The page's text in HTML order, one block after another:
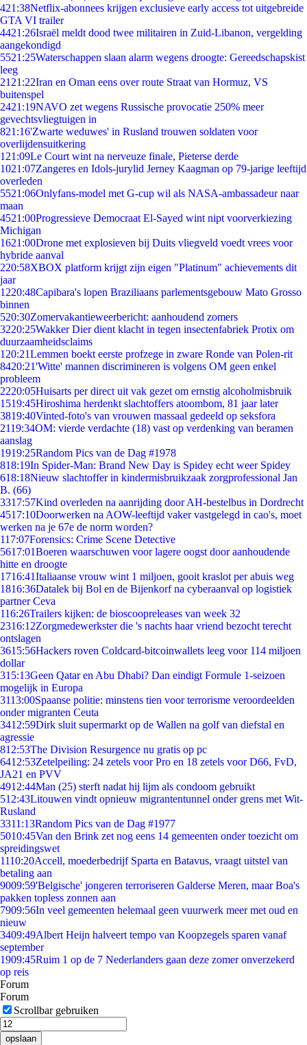
421:38Netflix-abonnees krijgen exclusieve early access tot uitgebreide
GTA VI trailer
4421:26Israël meldt dood twee militairen in Zuid-Libanon, vergelding
aangekondigd
5521:25Waterschappen slaan alarm wegens droogte: Gereedschapskist
leeg
21 21:22Iran en Oman eens over route Straat van Hormuz, VS
buitenspel
2421:19NAVO zet wegens Russische provocatie 250% meer
gevechtsvliegtuigen in
821:16'Zwarte weduwes' in Rusland trouwen soldaten voor
overlijdensuitkering
1 21:09Le Court wint na nerveuze finale, Pieterse derde
1021:07Zangeres en Idols-jurylid Jerney Kaagman op 79-jarige leeftijd
overleden
5521:06Onlyfans-model met G-cup wil als NASA-ambassadeur naar
maan
4521:00Progressieve Democraat El-Sayed wint nipt voorverkiezing
Michigan
1621:00Drone met explosieven bij Duits vliegveld voedt vrees voor
hybride aanval
220:58XBOX platform krijgt zijn eigen "Platinum" achievements dit
jaar
1220:48Capibara's lopen Braziliaans parlementsgebouw Mato Grosso
binnen
520:30Zomervakantieweerbericht: aanhoudend zomers
3220:25Wakker Dier dient klacht in tegen insectenfabriek Protix om
duurzaamheidsclaims
1 20:21Lemmen boekt eerste profzege in zware Ronde van Polen-rit
8420:21'Witte' mannen discrimineren is volgens OM geen enkel
probleem
2220:05Huisarts per direct uit vak gezet om ernstig alcoholmisbruik
1519:45Hiroshima herdenkt slachtoffers atoombom, 81 jaar later
3819:40Vinted-foto's van vrouwen massaal gedeeld op seksfora
2119:34OM: vierde verdachte (18) vast op verdenking van beramen
aanslag
1919:25Random Pics van de Dag #1978
818:19In Spider-Man: Brand New Day is Spidey echt weer Spidey
618:18Nieuw slachtoffer in kindermisbruikzaak zorgprofessional Jan
B. (66)
3317:57Kind overleden na aanrijding door AH-bestelbus in Dordrecht
4517:10Doorwerken na AOW-leeftijd vaker vastgelegd in cao's, moet
werken na je 67e de norm worden?
117:07Forensics: Crime Scene Detective
5617:01Boeren waarschuwen voor lagere oogst door aanhoudende
hitte en droogte
1716:41Italiaanse vrouw wint 1 miljoen, gooit kraslot per abuis weg
1816:36Datalek bij Bol en de Bijenkorf na cyberaanval op logistiek
partner Ceva
116:26Trailers kijken: de bioscoopreleases van week 32
2316:12Zorgmedewerkster die 's nachts haar vriend bezocht terecht
ontslagen
3615:56Hackers roven Coldcard-bitcoinwallets leeg voor 114 miljoen
dollar
315:13Geen Qatar en Abu Dhabi? Dan eindigt Formule 1-seizoen
mogelijk in Europa
3113:00Spaanse politie: minstens tien voor terrorisme veroordeelden
onder migranten Ceuta
3412:59Dirk sluit supermarkt op de Wallen na golf van diefstal en
agressie
812:53The Division Resurgence nu gratis op pc
6412:53Zetelpeiling: 24 zetels voor Pro en 18 zetels voor D66, FvD,
JA21 en PVV
4912:44Man (25) sterft nadat hij lijm als condoom gebruikt
512:43Litouwen vindt opnieuw migrantentunnel onder grens met Wit-
Rusland
3311:13Random Pics van de Dag #1977
5010:45Van den Brink zet nog eens 14 gemeenten onder toezicht om
spreidingswet
1110:20Accell, moederbedrijf Sparta en Batavus, vraagt uitstel van
betaling aan
9009:59'Belgische' jongeren terroriseren Galderse Meren, maar Boa's
pakken topless zonnen aan
7909:56In veel gemeenten helemaal geen vuurwerk meer met oud en
nieuw
3409:49Albert Heijn halveert tempo van Koopzegels sparen vanaf
september
1909:45Ruim 1 op de 7 Nederlanders gaan deze zomer onverzekerd
op reis
Forum
Forum
Scrollbar gebruiken
opslaan